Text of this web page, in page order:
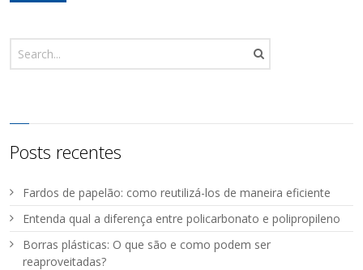
Posts recentes
Fardos de papelão: como reutilizá-los de maneira eficiente
Entenda qual a diferença entre policarbonato e polipropileno
Borras plásticas: O que são e como podem ser
reaproveitadas?